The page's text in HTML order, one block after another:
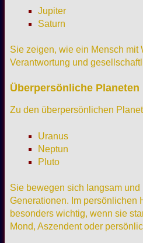
Jupiter
Saturn
Sie zeigen, wie ein Mensch mit
Verantwortung und
Überpersönliche Planeten
Zu den überpersönlichen
Uranus
Neptun
Pluto
Sie bewegen sich langsam und
Generationen. Im persönlichen
besonders wichtig, wenn sie
Mond, Aszendent oder